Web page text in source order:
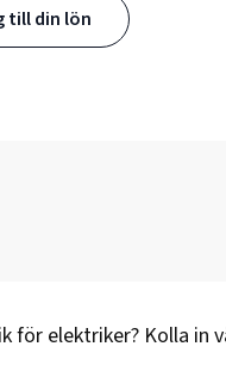
till din lön
för elektriker? Kolla in